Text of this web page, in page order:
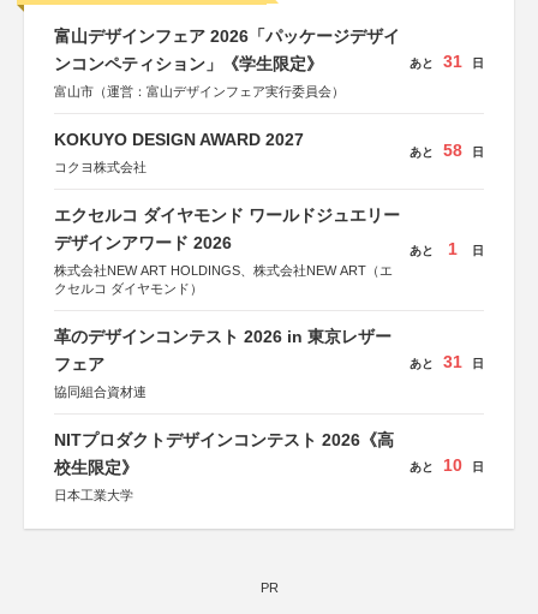
富山デザインフェア 2026「パッケージデザイ
ンコンペティション」《学生限定》
富山市（運営：富山デザインフェア実行委員会）
あと 31 日
KOKUYO DESIGN AWARD 2027
コクヨ株式会社
あと 58 日
エクセルコ ダイヤモンド ワールドジュエリー
デザインアワード 2026
株式会社NEW ART HOLDINGS、株式会社NEW ART（エ
クセルコ ダイヤモンド）
あと 1 日
革のデザインコンテスト 2026 in 東京レザー
フェア
協同組合資材連
あと 31 日
NITプロダクトデザインコンテスト 2026《高
校生限定》
日本工業大学
あと 10 日
PR